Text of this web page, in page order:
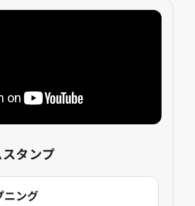
タンプ
ニング